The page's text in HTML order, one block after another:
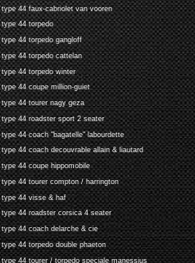
type 44 faux-cabriolet van vooren
type 44 torpedo
type 44 torpedo gangloff
type 44 torpedo cattelan
type 44 torpedo winter
type 44 coupe million-guiet
type 44 tourer nagy geza
type 44 roadster sport 2 seater
type 44 coach "bagatelle" labourdette
type 44 coach decouvrable allain & liautard
type 44 coupe hippomobile
type 44 tourer compton / harrington
type 44 visse & haf
type 44 roadster corsica 4 seater
type 44 coach delarche & cie
type 44 torpedo double phaeton
type 44 tourer / torpedo speciale manessius